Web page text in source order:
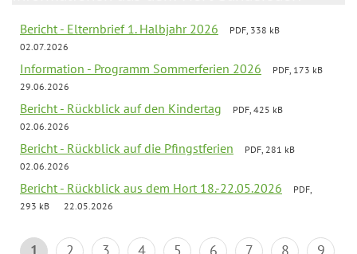
Bericht - Elternbrief 1. Halbjahr 2026
PDF, 338 kB
02.07.2026
Information - Programm Sommerferien 2026
PDF, 173 kB
29.06.2026
Bericht - Rückblick auf den Kindertag
PDF, 425 kB
02.06.2026
Bericht - Rückblick auf die Pfingstferien
PDF, 281 kB
02.06.2026
Bericht - Rückblick aus dem Hort 18.-22.05.2026
PDF,
293 kB
22.05.2026